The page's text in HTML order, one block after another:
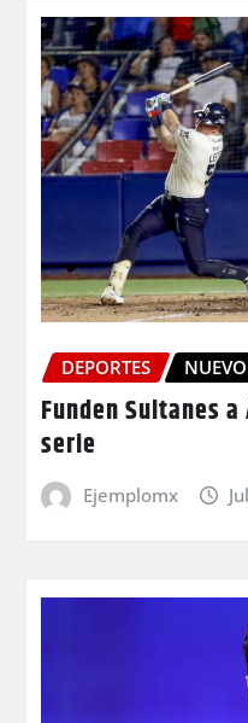
DEPORTES
Funden Sultanes
serie
Ejemplomx